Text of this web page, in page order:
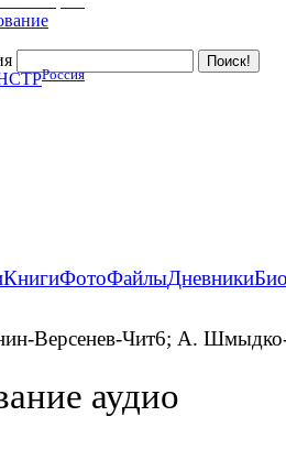
Россия
КнигиФотоФайлыДневники
Версенев-Чит6; А.
аудио